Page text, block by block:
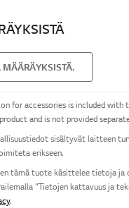
MÄÄRÄYKSISTÄ.
for accessories is included with
and is not provided
sisältyvät laitteen
erikseen.
tämä tuote käsittelee tietoja ja
”Tietojen kattavuus ja
.